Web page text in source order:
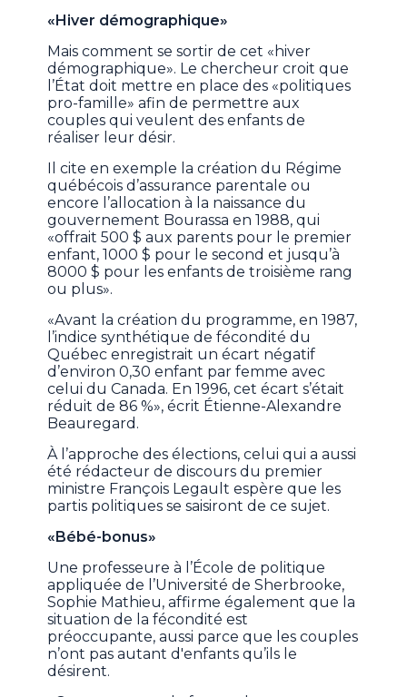
«Hiver démographique»
Mais comment se sortir de cet «hiver
démographique». Le chercheur croit que
l’État doit mettre en place des «politiques
pro-famille» afin de permettre aux
couples qui veulent des enfants de
réaliser leur désir.
Il cite en exemple la création du Régime
québécois d’assurance parentale ou
encore l’allocation à la naissance du
gouvernement Bourassa en 1988, qui
«offrait 500 $ aux parents pour le premier
enfant, 1000 $ pour le second et jusqu’à
8000 $ pour les enfants de troisième rang
ou plus».
«Avant la création du programme, en 1987,
l’indice synthétique de fécondité du
Québec enregistrait un écart négatif
d’environ 0,30 enfant par femme avec
celui du Canada. En 1996, cet écart s’était
réduit de 86 %», écrit Étienne-Alexandre
Beauregard.
À l’approche des élections, celui qui a aussi
été rédacteur de discours du premier
ministre François Legault espère que les
partis politiques se saisiront de ce sujet.
«Bébé-bonus»
Une professeure à l’École de politique
appliquée de l’Université de Sherbrooke,
Sophie Mathieu, affirme également que la
situation de la fécondité est
préoccupante, aussi parce que les couples
n’ont pas autant d'enfants qu’ils le
désirent.